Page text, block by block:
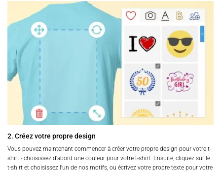
2. Créez votre propre design
Vous pouvez maintenant commencer à créer votre propre design pour votre t-
shirt - choisissez d'abord une couleur pour votre t-shirt. Ensuite, cliquez sur le
t-shirt et choisissez l'un de nos motifs, ou écrivez votre propre texte pour votre